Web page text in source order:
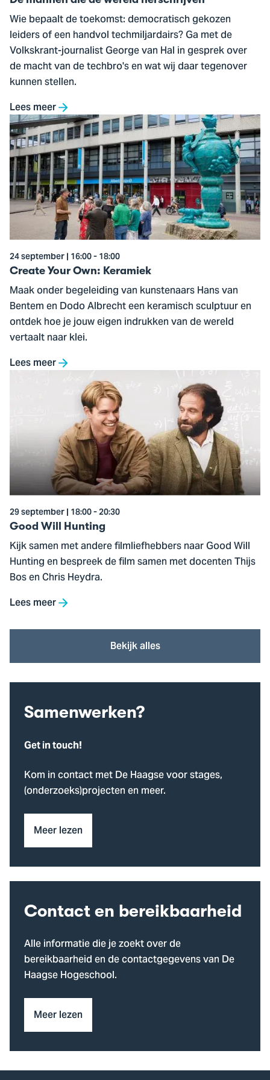
Wie bepaalt de toekomst: democratisch gekozen
leiders of een handvol techmiljardairs? Ga met de
Volkskrant-journalist George van Hal in gesprek over
de macht van de techbro's en wat wij daar tegenover
kunnen stellen.
Lees meer
Ga
naar
Create
Your
Own:
Keramiek
24 september | 16:00 - 18:00
Create Your Own: Keramiek
Maak onder begeleiding van kunstenaars Hans van
Bentem en Dodo Albrecht een keramisch sculptuur en
ontdek hoe je jouw eigen indrukken van de wereld
vertaalt naar klei.
Lees meer
Hunting
29 september | 18:00 - 20:30
Good Will Hunting
Kijk samen met andere filmliefhebbers naar Good Will
Hunting en bespreek de film samen met docenten Thijs
Bos en Chris Heydra.
Lees meer
Bekijk alles
Samenwerken?
Get in touch!
Kom in contact met De Haagse voor stages,
(onderzoeks)projecten en meer.
Meer lezen
Contact en bereikbaarheid
Alle informatie die je zoekt over de
bereikbaarheid en de contactgegevens van De
Haagse Hogeschool.
Meer lezen